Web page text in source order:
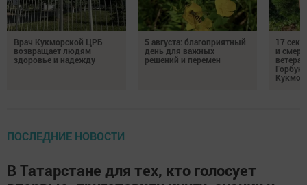
Врач Кукморской ЦРБ
возвращает людям
здоровье и надежду
5 августа: благоприятный
день для важных
решений и перемен
17
и
ПОСЛЕДНИЕ НОВОСТИ
В Татарстане для тех, кто голосует